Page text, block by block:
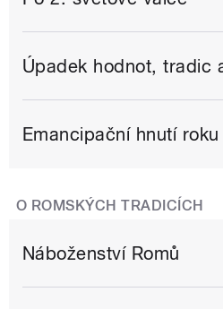
Úpadek hodnot, tradic
Emancipační hnutí roku
O ROMSKÝCH TRADICÍCH
Náboženství Romů